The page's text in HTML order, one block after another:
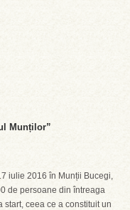
Munților”
iulie 2016 în Munții Bucegi,
de persoane din întreaga
ceea ce a constituit un